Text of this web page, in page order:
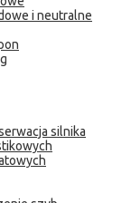
i neutralne
silnika